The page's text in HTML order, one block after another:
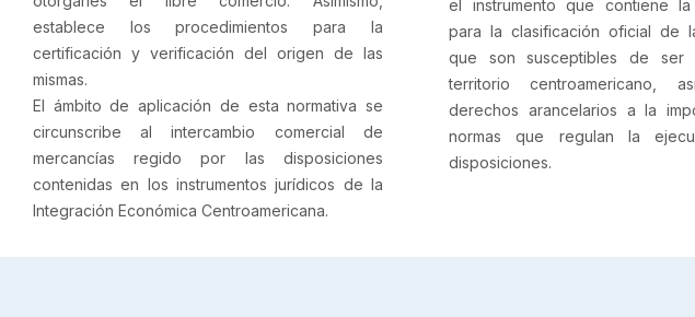
establece los procedimientos para la
certificación y verificación del origen de las
mismas.
El ámbito de aplicación de esta normativa se
circunscribe al intercambio comercial de
mercancías regido por las disposiciones
contenidas en los instrumentos jurídicos de la
Integración Económica Centroamericana.
el instrumento que contiene la
para la clasificación oficial de
que son susceptibles de ser
territorio centroamericano,
derechos arancelarios a la
normas que regulan la
disposiciones.